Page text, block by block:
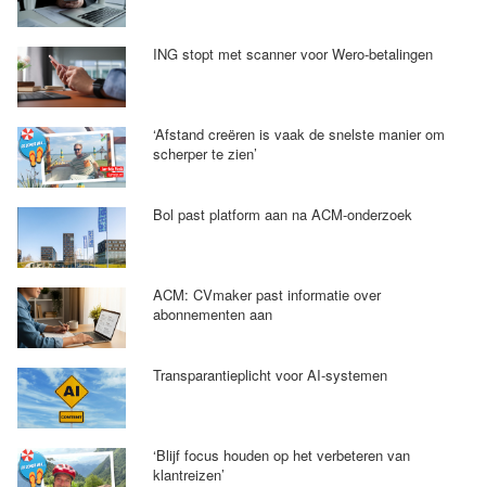
ING stopt met scanner voor Wero-betalingen
‘Afstand creëren is vaak de snelste manier om
scherper te zien’
Bol past platform aan na ACM-onderzoek
ACM: CVmaker past informatie over
abonnementen aan
Transparantieplicht voor AI-systemen
‘Blijf focus houden op het verbeteren van
klantreizen’